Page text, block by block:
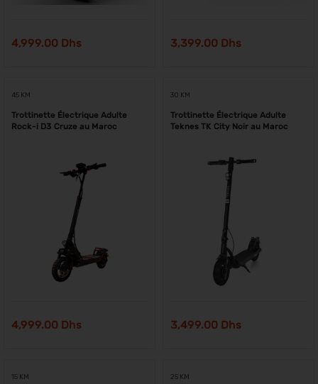
4,999.00 Dhs 3,399.00 Dhs
45 KM
Trottinette Électrique Adulte
Rock-i D3 Cruze au Maroc
4,999.00 Dhs
30 KM
Trottinette Électrique Adulte
Teknes TK City Noir au Maroc
3,499.00 Dhs
15 KM 25 KM